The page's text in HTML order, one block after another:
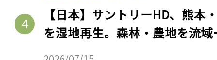
【日本】サントリーHD、熊本
を湿地再生。森林・農地を流